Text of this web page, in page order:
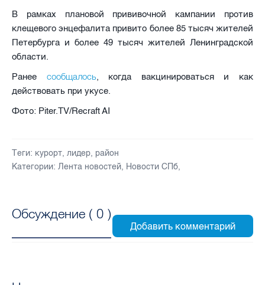
В рамках плановой прививочной кампании против
клещевого энцефалита привито более 85 тысяч жителей
Петербурга и более 49 тысяч жителей Ленинградской
области.
Ранее сообщалось, когда вакцинироваться и как
действовать при укусе.
Фото: Piter.TV/Recraft AI
Теги: курорт, лидер, район
Категории: Лента новостей, Новости СПб,
Обсуждение ( 0 )